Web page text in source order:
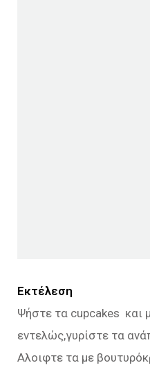
Εκτέλεση
Ψήστε τα cupcakes και
εντελώς,γυρίστε τα
Αλοιφτε τα με